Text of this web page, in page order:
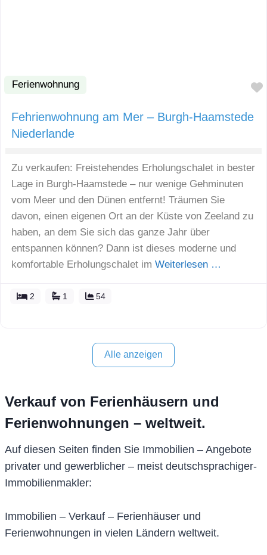
Ferienwohnung
Fehrienwohnung am Mer – Burgh-Haamstede
Niederlande
Zu verkaufen: Freistehendes Erholungschalet in bester
Lage in Burgh-Haamstede – nur wenige Gehminuten
vom Meer und den Dünen entfernt! Träumen Sie
davon, einen eigenen Ort an der Küste von Zeeland zu
haben, an dem Sie sich das ganze Jahr über
entspannen können? Dann ist dieses moderne und
komfortable Erholungschalet im Weiterlesen …
2 1 54
Alle anzeigen
Verkauf von Ferienhäusern und
Ferienwohnungen – weltweit.
Auf diesen Seiten finden Sie Immobilien – Angebote
privater und gewerblicher – meist deutschsprachiger-
Immobilienmakler:
Immobilien – Verkauf – Ferienhäuser und
Ferienwohnungen in vielen Ländern weltweit.